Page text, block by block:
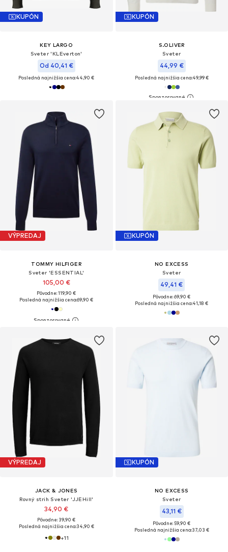
KUPÓN
KEY LARGO
Sveter 'KLEverton'
Od 40,41 €
Posledná najnižšia cena:44,90 €
KUPÓN
S.OLIVER
Sveter
44,99 €
Posledná najnižšia cena:49,99 €
VÝPREDAJ
TOMMY HILFIGER
Sveter 'ESSENTIAL'
105,00 €
Pôvodne: 119,90 €
Posledná najnižšia cena:69,90 €
KUPÓN
NO EXCESS
Sveter
49,41 €
Pôvodne: 69,90 €
Posledná najnižšia cena:41,18 €
VÝPREDAJ
JACK & JONES
Rovný strih Sveter 'JJEHill'
34,90 €
Pôvodne: 39,90 €
Posledná najnižšia cena:34,90 €
+11
KUPÓN
NO EXCESS
Sveter
43,11 €
Pôvodne: 59,90 €
Posledná najnižšia cena:37,03 €